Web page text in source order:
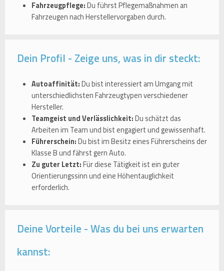
Fahrzeugpflege:Du führst Pflegemaßnahmen an
Fahrzeugen nach Herstellervorgaben durch.
Dein Profil - Zeige uns, was in dir steckt:
Autoaffinität:Du bist interessiert am Umgang mit
unterschiedlichsten Fahrzeugtypen verschiedener
Hersteller.
Teamgeist und Verlässlichkeit:Du schätzt das
Arbeiten im Team und bist engagiert und gewissenhaft.
Führerschein:Du bist im Besitz eines Führerscheins der
Klasse B und fährst gern Auto.
Zu guter Letzt:Für diese Tätigkeit ist ein guter
Orientierungssinn und eine Höhentauglichkeit
erforderlich.
Deine Vorteile - Was du bei uns erwarten
kannst: